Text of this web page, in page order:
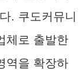
. 쿠도커뮤니
체로 출발한
역을 확장하